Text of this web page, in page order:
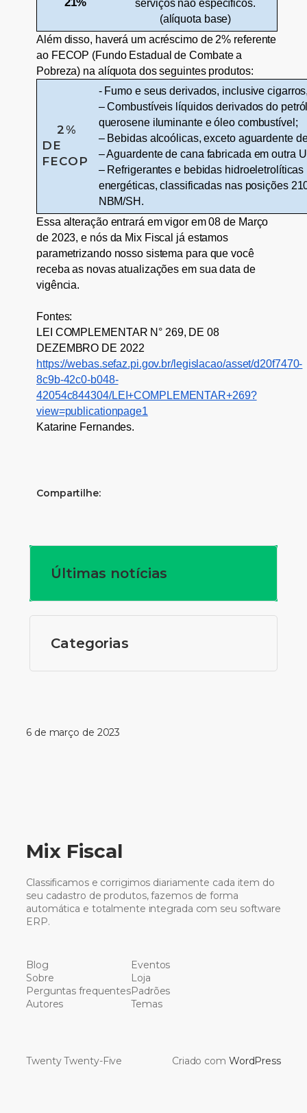
serviços não específicos.
(alíquota base)
Além disso, haverá um acréscimo de 2% referente
ao FECOP (Fundo Estadual de Combate a
Pobreza) na alíquota dos seguintes produtos:
2%
DE
FECOP
- Fumo e seus derivados, inclusive
– Combustíveis líquidos derivados do
querosene iluminante e óleo combustível;
– Bebidas alcoólicas, exceto aguardente
– Aguardente de cana fabricada em outra
– Refrigerantes e bebidas hidroeletrolíticas
energéticas, classificadas nas posições
NBM/SH.
Essa alteração entrará em vigor em 08 de Março
de 2023, e nós da Mix Fiscal já estamos
parametrizando nosso sistema para que você
receba as novas atualizações em sua data de
vigência.
Fontes:
LEI COMPLEMENTAR N° 269, DE 08
DEZEMBRO DE 2022
https://webas.sefaz.pi.gov.br/legislacao/asset/d20f7470-
8c9b-42c0-b048-
42054c844304/LEI+COMPLEMENTAR+269?
view=publicationpage1
Katarine Fernandes.
Compartilhe:
Últimas notícias
Categorias
6 de março de 2023
Mix Fiscal
Classificamos e corrigimos diariamente cada item do
seu cadastro de produtos, fazemos de forma
automática e totalmente integrada com seu software
ERP.
Blog
Sobre
Perguntas frequentes
Autores
Eventos
Loja
Padrões
Temas
Twenty Twenty-Five Criado com WordPress